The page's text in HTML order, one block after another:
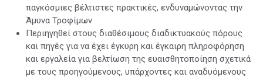
παγκόσμιες βέλτιστες πρακτικές, ενδυναμώνοντας την
Άμυνα Τροφίμων
Περιηγηθεί στους διαθέσιμους διαδικτυακούς πόρους
και πηγές για να έχει έγκυρη και έγκαιρη πληροφόρηση
και εργαλεία για βελτίωση της ευαισθητοποίηση σχετικά
με τους προηγούμενους, υπάρχοντες και αναδυόμενους